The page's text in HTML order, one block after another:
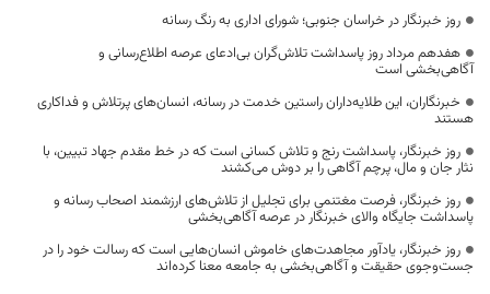
روز خبرنگار در خراسان جنوبی؛ شورای اداری به رنگ رسانه
هفدهم مرداد روز پاسداشت تلاش‌گران بی‌ادعای عرصه اطلاع‌رسانی و
آگاهی‌بخشی است
خبرنگاران، این طلایه‌داران راستین خدمت در رسانه، انسان‌های پرتلاش و فداکاری
هستند
روز خبرنگار، پاسداشت رنج و تلاش کسانی است که در خط مقدم جهاد تبیین، با
نثار جان و مال، پرچم آگاهی را بر دوش می‌کشند
روز خبرنگار، فرصت مغتنمی برای تجلیل از تلاش‌های ارزشمند اصحاب رسانه و
پاسداشت جایگاه والای خبرنگار در عرصه آگاهی‌بخشی
روز خبرنگار، یادآور مجاهدت‌های خاموش انسان‌هایی است که رسالت خود را در
جست‌وجوی حقیقت و آگاهی‌بخشی به جامعه معنا کرده‌اند